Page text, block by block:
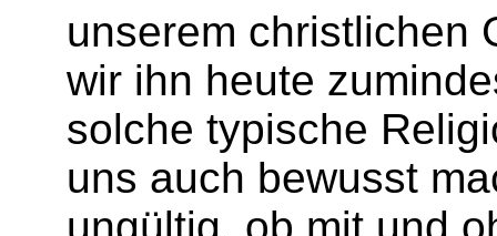
unserem christlichen
wir ihn heute
solche typische
uns auch bewusst
ungültig, ob mit und